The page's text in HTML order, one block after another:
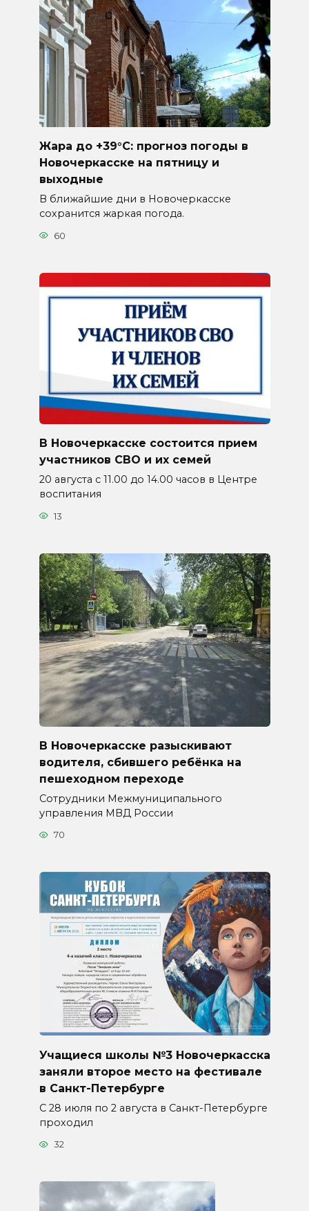
Жара до +39°C: прогноз погоды в
Новочеркасске на пятницу и
выходные
В ближайшие дни в Новочеркасске
сохранится жаркая погода.
60
В Новочеркасске состоится прием
участников СВО и их семей
20 августа с 11.00 до 14.00 часов в Центре
воспитания
13
В Новочеркасске разыскивают
водителя, сбившего ребёнка на
пешеходном переходе
Сотрудники Межмуниципального
управления МВД России
70
Учащиеся школы №3 Новочеркасска
заняли второе место на фестивале
в Санкт-Петербурге
С 28 июля по 2 августа в Санкт-Петербурге
проходил
32